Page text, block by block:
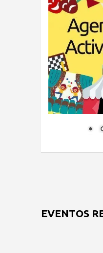
EVENTOS